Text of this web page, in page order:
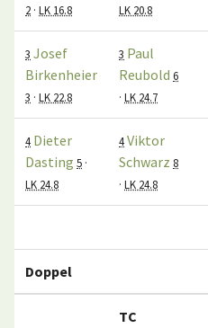
2 · LK 16.8
LK 20.8
3 Josef
Birkenheier
3 · LK 22.8
3 Paul
Reubold 6
· LK 24.7
4 Dieter
Dasting 5 ·
LK 24.8
4Viktor
Schwarz 8
· LK 24.8
Doppel
TC